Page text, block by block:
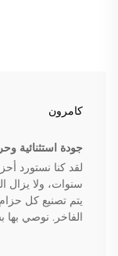
كامرون
جودة استثنائية
لقد كنا نستورد
سنوات، ولا يزال
يتم تصنيع كل
الفاخر. نوصي بها